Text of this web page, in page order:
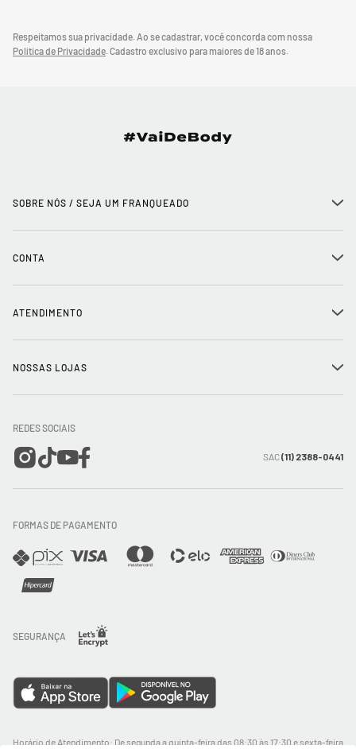
Respeitamos sua privacidade. Ao se cadastrar, você concorda com nossa
Política de Privacidade.Cadastro exclusivo para maiores de 18 anos.
SOBRE NÓS / SEJA UM FRANQUEADO +
Trabalhe conosco
Mapa do Site
CONTA +
Meus pedidos
Wishlist
ATENDIMENTO +
Entrega e Frete
Trocas e Devoluções
Direito de Arrependimento
Política de Privacidade
NOSSAS LOJAS +
REDES SOCIAIS
SAC(11) 2388-0441
FORMAS DE PAGAMENTO
SEGURANÇA
Horário de Atendimento: De segunda a quinta-feira das 08:30 às 17:30 e sexta-feira